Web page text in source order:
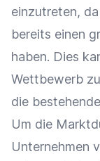
einzutreten,
bereits einen
haben. Dies
Wettbewerb
die
Um die
Unternehmen